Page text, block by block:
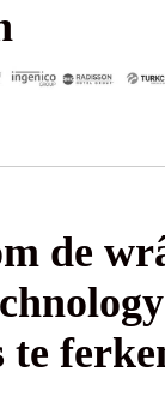
de
te